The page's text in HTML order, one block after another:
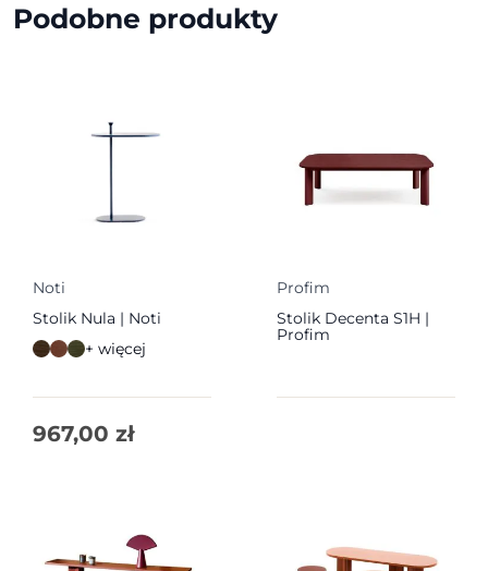
Podobne produkty
Noti
Stolik Nula | Noti
+ więcej
967,00 zł
Profim
Stolik Decenta S1H |
Profim